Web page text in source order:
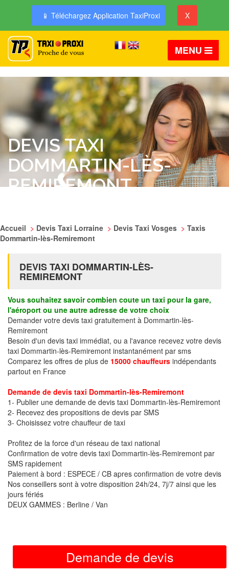
📱 Téléchargez Application TaxiProxi X
MENU
DEVIS TAXI
DOMMARTIN-LÈS-
REMIREMONT
Accueil > Devis Taxi Lorraine > Devis Taxi Vosges > Taxis
Dommartin-lès-Remiremont
DEVIS TAXI DOMMARTIN-LÈS-
REMIREMONT
Vous souhaitez savoir combien coute un taxi pour la gare,
l'aéroport ou une autre adresse de votre choix
Demander votre devis taxi gratuitement à Dommartin-lès-
Remiremont
Besoin d'un devis taxi immédiat, ou a l'avance recevez votre devis
taxi Dommartin-lès-Remiremont instantanément par sms
Comparez les offres de plus de 15000 chauffeurs indépendants
partout en France
Demande de devis taxi Dommartin-lès-Remiremont
1- Publier une demande de devis taxi Dommartin-lès-Remiremont
2- Recevez des propositions de devis par SMS
3- Choisissez votre chauffeur de taxi
Profitez de la force d'un réseau de taxi national
Confirmation de votre devis taxi Dommartin-lès-Remiremont par
SMS rapidement
Paiement à bord : ESPECE / CB apres confirmation de votre devis
Nos conseillers sont à votre disposition 24h/24, 7j/7 ainsi que les
jours fériés
DEUX GAMMES : Berline / Van
Demande de devis